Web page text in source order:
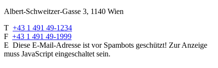
Albert-Schweitzer-Gasse 3, 1140 Wien
T +43 1 491 49-1234
F +43 1 491 49-1999
E Diese E-Mail-Adresse ist vor Spambots geschützt! Zur Anzeige
muss JavaScript eingeschaltet sein.